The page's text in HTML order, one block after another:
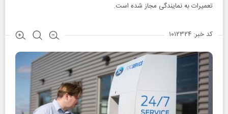
تعمیرات به نمایندگی مجاز شده است.
کد خبر: ۱۰۱۲۳۲۴